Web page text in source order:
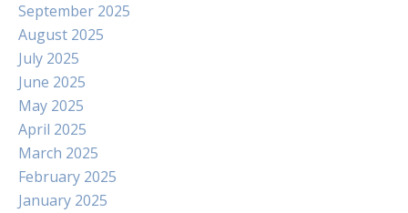
September 2025
August 2025
July 2025
June 2025
May 2025
April 2025
March 2025
February 2025
January 2025